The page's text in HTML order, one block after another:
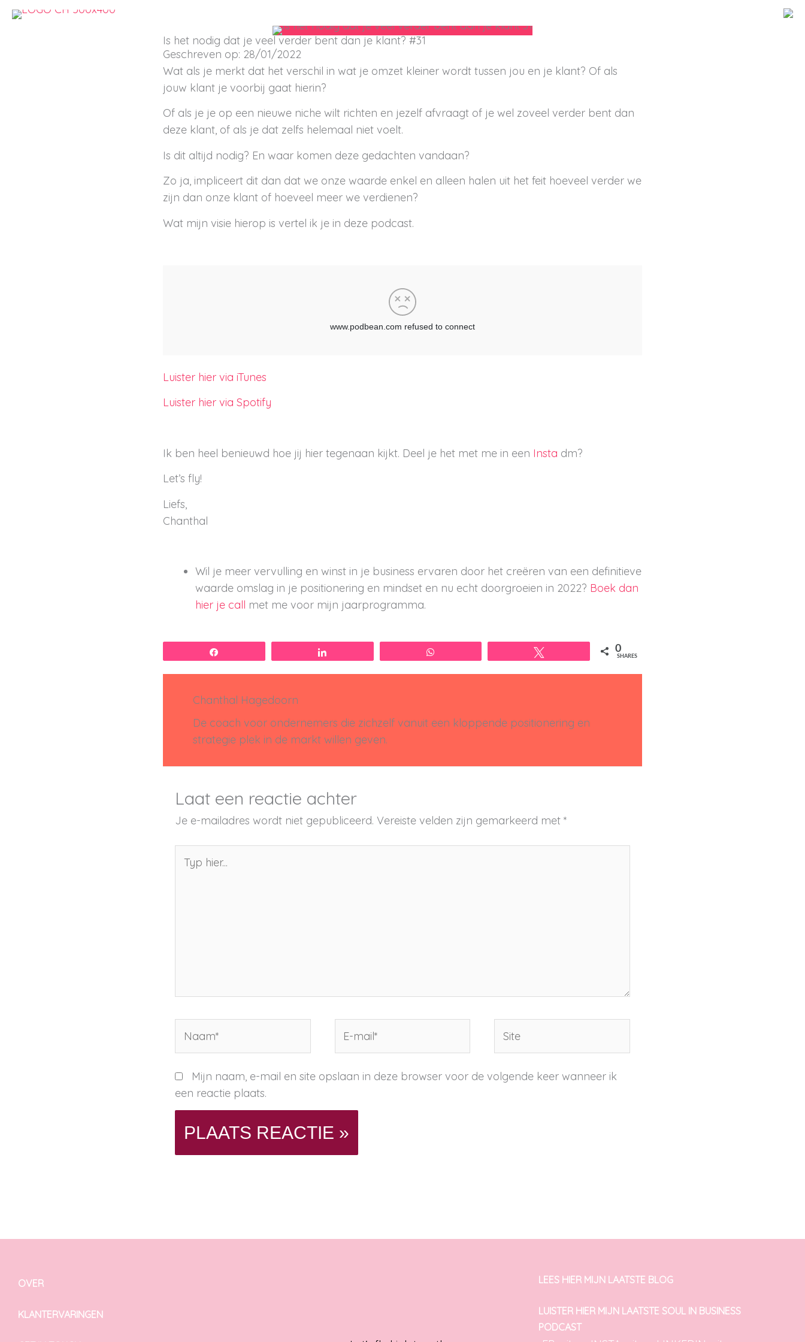
Ga
Is het nodig dat je veel verder bent dan je klant? #31
Geschreven op: 28/01/2022
Wat als je merkt dat het verschil in wat je omzet kleiner wordt tussen jou en je klant? Of als
jouw klant je voorbij gaat hierin?
Of als je je op een nieuwe niche wilt richten en jezelf afvraagt of je wel zoveel verder bent dan
deze klant, of als je dat zelfs helemaal niet voelt.
Is dit altijd nodig? En waar komen deze gedachten vandaan?
Zo ja, impliceert dit dan dat we onze waarde enkel en alleen halen uit het feit hoeveel verder we
zijn dan onze klant of hoeveel meer we verdienen?
Wat mijn visie hierop is vertel ik je in deze podcast.
Luister hier via iTunes
Luister hier via Spotify
Ik ben heel benieuwd hoe jij hier tegenaan kijkt. Deel je het met me in een Insta dm?
Let’s fly!
Liefs,
Chanthal
Wil je meer vervulling en winst in je business ervaren door het creëren van een definitieve
waarde omslag in je positionering en mindset en nu echt doorgroeien in 2022? Boek dan
hier je call met me voor mijn jaarprogramma.
0
SHARES
Chanthal Hagedoorn
De coach voor ondernemers die zichzelf vanuit een kloppende positionering en
strategie plek in de markt willen geven.
Laat een reactie achter
Je e-mailadres wordt niet gepubliceerd. Vereiste velden zijn gemarkeerd met *
hier...
mail*
Mijn naam, e-mail en site opslaan in deze browser voor de volgende keer wanneer ik
een reactie plaats.
OVER
KLANTERVARINGEN
LEES HIER MIJN LAATSTE BLOG
LUISTER HIER MIJN LAATSTE SOUL IN BUSINESS
PODCAST